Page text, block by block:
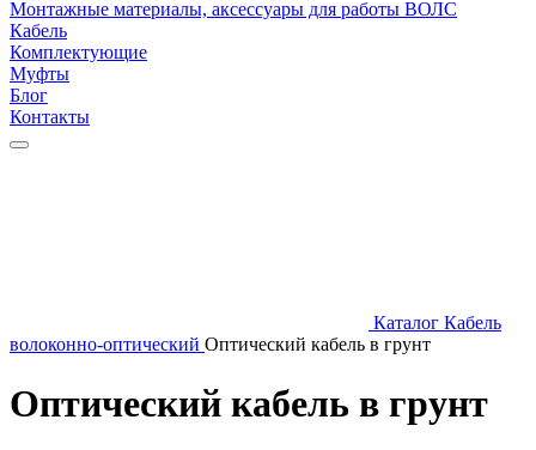
Монтажные материалы, аксессуары для работы ВОЛС
Кабель
Комплектующие
Муфты
Блог
Контакты
Каталог Кабель
волоконно-оптический Оптический кабель в грунт
Оптический кабель в грунт